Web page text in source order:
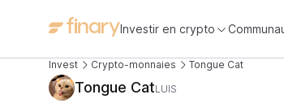
Investir en crypto
Invest Crypto-monnaies Tongue Cat
Tongue CatLUIS